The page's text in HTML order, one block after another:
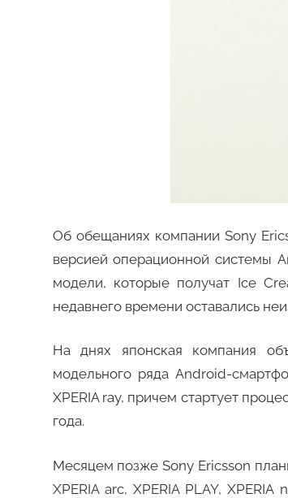
Об обещаниях компании Sony
версией операционной системы
модели, которые получат Ice
недавнего времени оставались
На днях японская компания
модельного ряда Android-
XPERIA ray, причем стартует
года.
Месяцем позже Sony Ericsson
XPERIA arc, XPERIA PLAY,